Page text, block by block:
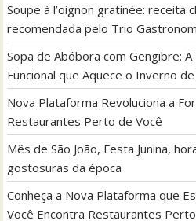
Soupe à l’oignon gratinée: receita
recomendada pelo Trio
Sopa de Abóbora com Gengibre: A
Funcional que Aquece o Inverno de
Nova Plataforma Revoluciona a
Restaurantes Perto de Você
Mês de São João, Festa Junina,
gostosuras da época
Conheça a Nova Plataforma que
Você Encontra Restaurantes